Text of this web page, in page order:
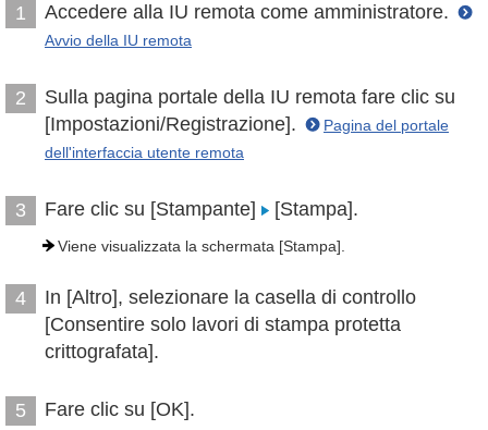
1 Accedere alla IU remota come amministratore.
Avvio della IU remota
2
Sulla pagina portale della IU remota fare clic su
[Impostazioni/Registrazione].
Pagina del portale
dell'interfaccia utente remota
3 Fare clic su [Stampante] [Stampa].
Viene visualizzata la schermata [Stampa].
4
In [Altro], selezionare la casella di controllo
[Consentire solo lavori di stampa protetta
crittografata].
5 Fare clic su [OK].